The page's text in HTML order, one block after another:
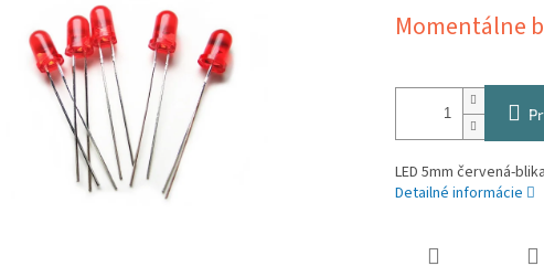
cena:
Momentálne
LED 5mm červená-
Detailné informácie